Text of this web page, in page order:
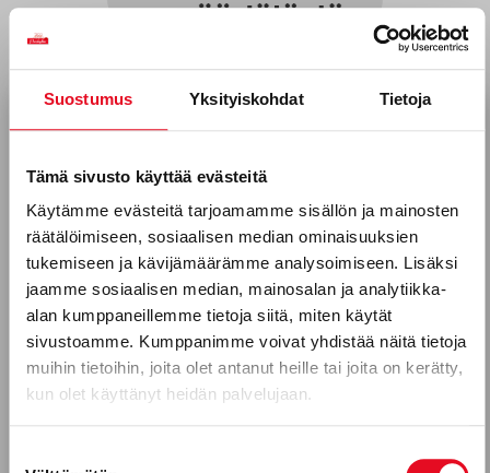
Suostumus Yksityiskohdat Tietoja
Tämä sivusto käyttää evästeitä
Käytämme evästeitä tarjoamamme sisällön ja mainosten
räätälöimiseen, sosiaalisen median ominaisuuksien
tukemiseen ja kävijämäärämme analysoimiseen. Lisäksi
jaamme sosiaalisen median, mainosalan ja analytiikka-
alan kumppaneillemme tietoja siitä, miten käytät
sivustoamme. Kumppanimme voivat yhdistää näitä tietoja
muihin tietoihin, joita olet antanut heille tai joita on kerätty,
kun olet käyttänyt heidän palvelujaan.
VASTUUMME
Mihin pakkauksissamme käytetyt
energiaa koskevat väittämät
Joissakin pakkauksissamme käytetään väittämiä
”100 % käyttämästämme sähköstä on
päästötöntä” ja ”Käytämme 100 % uusiutuvaa
energiaa – kaikki käyttämämme sähkö on tuotettu
tuulivoimalla”. Väittämien yhteydessä käytetään
graafista merkkiä.
Lue lisää
Tilaa uutiskirjeemme
Puhelinnumero
Mitkä seuraavista aihealueista
kiinnostavat sinua?